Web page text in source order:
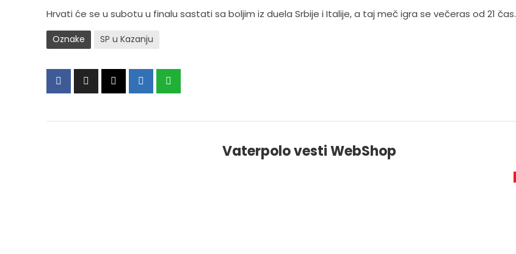
Hrvati će se u subotu u finalu sastati sa boljim iz duela Srbije i Italije, a taj meč igra se večeras od 21 čas.
Oznake SP u Kazanju
Vaterpolo vesti WebShop